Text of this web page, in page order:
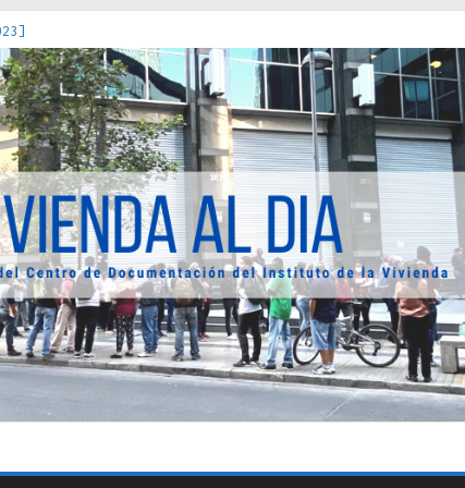
: políticas, prácticas y representaciones [2022]
una teoría crítica de las fronteras latinoamericanas
[2019]
en Santiago : un patrimonio emblemático [2014]